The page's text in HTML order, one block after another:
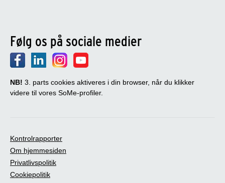
Følg os på sociale medier
NB! 3. parts cookies aktiveres i din browser, når du klikker
videre til vores SoMe-profiler.
Kontrolrapporter
Om hjemmesiden
Privatlivspolitik
Cookiepolitik